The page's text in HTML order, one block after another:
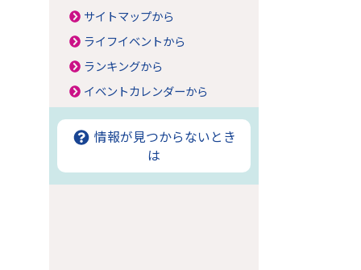
サイトマップから
ライフイベントから
ランキングから
イベントカレンダーから
情報が見つからないとき
は